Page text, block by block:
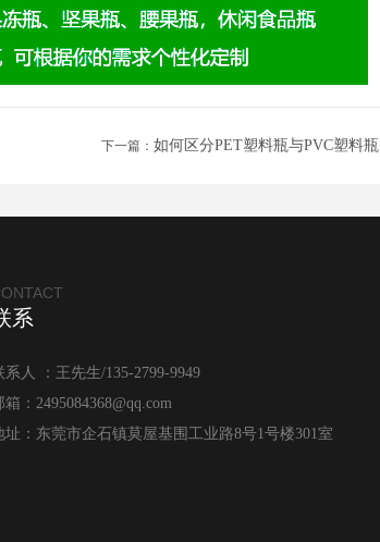
下一篇： 如何区分PET塑料瓶与PVC塑料瓶
系
系人 ：王先生/135-2799-9949
箱：2495084368@qq.com
址：东莞市企石镇莫屋基围工业路8号1号楼301室